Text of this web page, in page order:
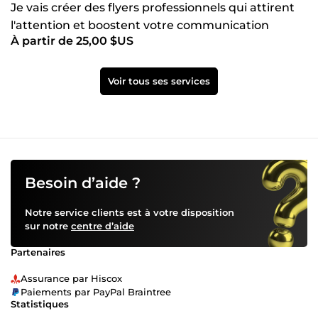
Je vais créer des flyers professionnels qui attirent
l'attention et boostent votre communication
À partir de 25,00 $US
Voir tous ses services
Besoin d’aide ?
Notre service clients est à votre disposition
sur notre centre d’aide
Partenaires
Assurance par Hiscox
Paiements par PayPal Braintree
Statistiques